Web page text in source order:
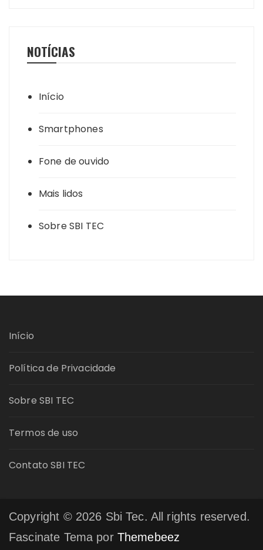
NOTÍCIAS
Início
Smartphones
Fone de ouvido
Mais lidos
Sobre SBI TEC
Início
Política de Privacidade
Sobre SBI TEC
Termos de uso
Contato SBI TEC
Copyright © 2026 Sbi Tec. All rights reserved.
Fascinate Tema por Themebeez